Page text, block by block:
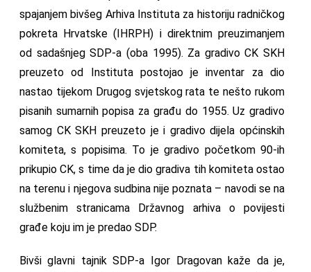
spajanjem bivšeg Arhiva Instituta za historiju radničkog
pokreta Hrvatske (IHRPH) i direktnim preuzimanjem
od sadašnjeg SDP-a (oba 1995). Za gradivo CK SKH
preuzeto od Instituta postojao je inventar za dio
nastao tijekom Drugog svjetskog rata te nešto rukom
pisanih sumarnih popisa za građu do 1955. Uz gradivo
samog CK SKH preuzeto je i gradivo dijela općinskih
komiteta, s popisima. To je gradivo početkom 90-ih
prikupio CK, s time da je dio gradiva tih komiteta ostao
na terenu i njegova sudbina nije poznata – navodi se na
službenim stranicama Državnog arhiva o povijesti
građe koju im je predao SDP.
Bivši glavni tajnik SDP-a Igor Dragovan kaže da je,